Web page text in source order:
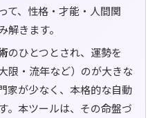
て、性格・才能・人間関
きます。
のひとつとされ、運勢を
限・流年など）のが大きな
家が少なく、本格的な自動
。本ツールは、その命盤づ